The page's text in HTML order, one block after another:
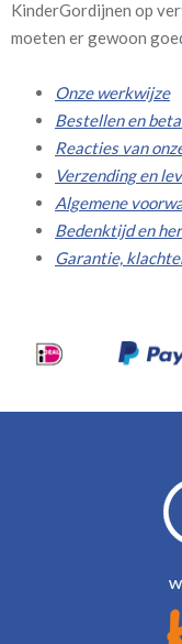
KinderGordijnen op
moeten er gewoon
Onze werkwijze
Bestellen en
Reacties van
Verzending en
Algemene
Bedenktijd en
Garantie,